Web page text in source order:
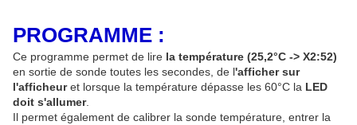
PROGRAMME :
Ce programme permet de lire la température (25,2°C -> X2:52)
en sortie de sonde toutes les secondes, de l'afficher sur
l'afficheuret lorsque la température dépasse les 60°C la LED
doit s'allumer.
Il permet également de calibrer la sonde température, entrer la